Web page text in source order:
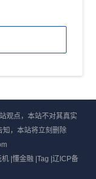
观点，本站不对其真实
知，本站将立刻删除
机|懂金融 |Tag |辽ICP备